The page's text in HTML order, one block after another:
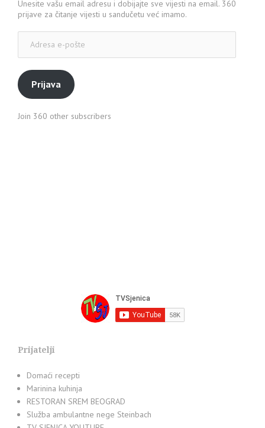
Unesite vašu email adresu i dobijajte sve vijesti na email. 360
prijave za čitanje vijesti u sandučetu već imamo.
pošte
Prijava
Join 360 other subscribers
Prijatelji
Domaći recepti
Marinina kuhinja
RESTORAN SREM BEOGRAD
Služba ambulantne nege Steinbach